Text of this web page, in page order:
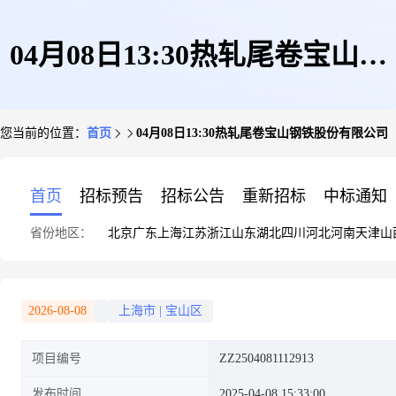
04月08日13:30热轧尾卷宝山钢
您当前的位置： 首页 04月08日13:30热轧尾卷宝山钢铁股份有限公司
首页 招标预告 招标公告 重新招标 中标通知
省份地区： 北京广东 上海江苏浙江山东湖北四川 河北河南天津山
2026-08-08 上海市 宝山区
项目编号 ZZ2504081112913